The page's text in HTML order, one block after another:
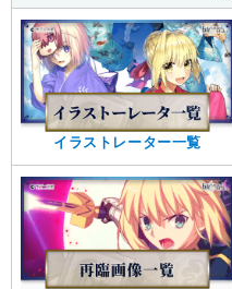
イラストレーター一覧